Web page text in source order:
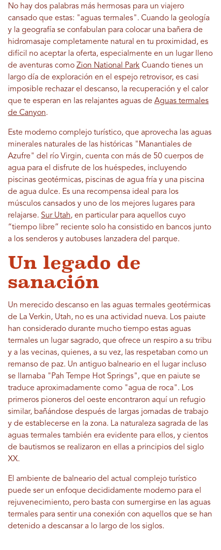
No hay dos palabras más hermosas para un viajero
cansado que estas: "aguas termales". Cuando la geología
y la geografía se confabulan para colocar una bañera de
hidromasaje completamente natural en tu proximidad, es
difícil no aceptar la oferta, especialmente en un lugar lleno
de aventuras como Zion National Park Cuando tienes un
largo día de exploración en el espejo retrovisor, es casi
imposible rechazar el descanso, la recuperación y el calor
que te esperan en las relajantes aguas de Aguas termales
de Canyon.
Este moderno complejo turístico, que aprovecha las aguas
minerales naturales de las históricas "Manantiales de
Azufre" del río Virgin, cuenta con más de 50 cuerpos de
agua para el disfrute de los huéspedes, incluyendo
piscinas geotérmicas, piscinas de agua fría y una piscina
de agua dulce. Es una recompensa ideal para los
músculos cansados ​​y uno de los mejores lugares para
relajarse. Sur Utah, en particular para aquellos cuyo
“tiempo libre” reciente solo ha consistido en bancos junto
a los senderos y autobuses lanzadera del parque.
Un legado de
sanación
Un merecido descanso en las aguas termales geotérmicas
de La Verkin, Utah, no es una actividad nueva. Los paiute
han considerado durante mucho tiempo estas aguas
termales un lugar sagrado, que ofrece un respiro a su tribu
y a las vecinas, quienes, a su vez, las respetaban como un
remanso de paz. Un antiguo balneario en el lugar incluso
se llamaba "Pah Tempe Hot Springs", que en paiute se
traduce aproximadamente como "agua de roca". Los
primeros pioneros del oeste encontraron aquí un refugio
similar, bañándose después de largas jornadas de trabajo
y de establecerse en la zona. La naturaleza sagrada de las
aguas termales también era evidente para ellos, y cientos
de bautismos se realizaron en ellas a principios del siglo
XX.
El ambiente de balneario del actual complejo turístico
puede ser un enfoque decididamente moderno para el
rejuvenecimiento, pero basta con sumergirse en las aguas
termales para sentir una conexión con aquellos que se han
detenido a descansar a lo largo de los siglos.